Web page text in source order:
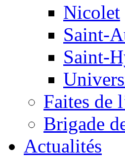
Nicolet
Saint-
Saint-
Faites de
Brigade
Actualités